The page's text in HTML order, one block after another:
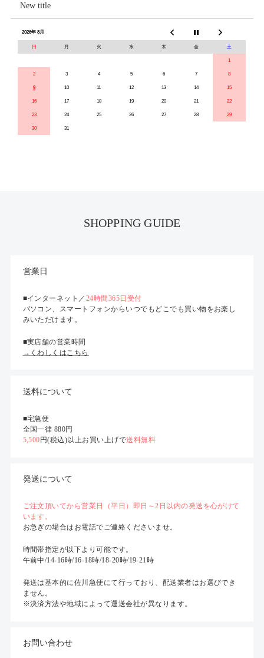
New title
2026年 8月
日 月 火 水 木 金 土
1
2 3 4 5 6 7 8
9 10 11 12 13 14 15
16 17 18 19 20 21 22
23 24 25 26 27 28 29
30 31
SHOPPING GUIDE
営業日
■インターネット／ 24時間365日受付
パソコン、スマートフォンからいつでもどこでも買い物をお楽し
みいただけます。
■実店舗の営業時間
→くわしくはこちら
送料について
■宅急便
全国一律 880円
5,500 円(税込)以上お買い上げで送料無料
発送について
ご注文頂いてから営業日（平日）即日～2日以内の発送を心がけて
います。
お急ぎの場合はお電話でご連絡くださいませ。
時間帯指定が以下より可能です。
午前中/14-16時/16-18時/18-20時/19-21時
発送は基本的に佐川急便にて行っており、配送業者はお選びでき
ません。
※決済方法や地域によって運送会社が異なります。
お問い合わせ